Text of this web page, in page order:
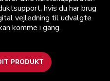
hvis du har brug
vejledning til udvalgte
komme i gang.
PRODUKT